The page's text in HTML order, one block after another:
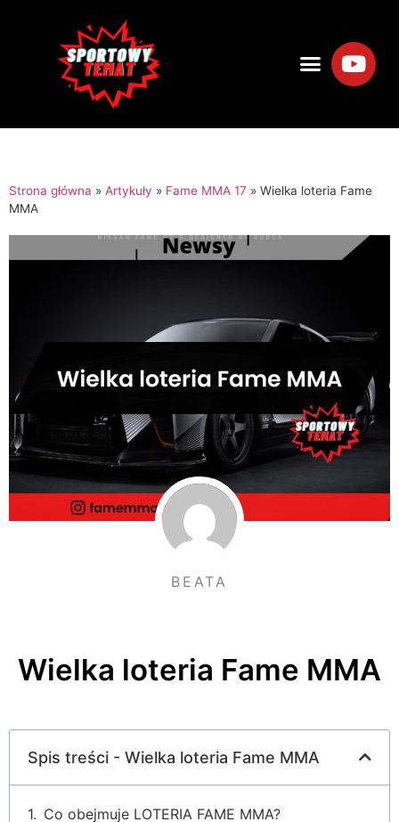
Strona główna » Artykuły » Fame MMA 17 » Wielka loteria Fame
MMA
BEATA
Wielka loteria Fame MMA
Spis treści - Wielka loteria Fame MMA
Co obejmuje LOTERIA FAME MMA?